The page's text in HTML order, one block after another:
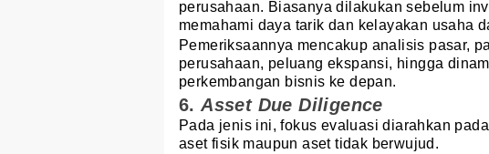
perusahaan. Biasanya dilakukan sebelum
memahami daya tarik dan kelayakan usaha
Pemeriksaannya mencakup analisis pasar,
perusahaan, peluang ekspansi, hingga
perkembangan bisnis ke depan.
6.Asset Due Diligence
Pada jenis ini, fokus evaluasi diarahkan
aset fisik maupun aset tidak berwujud.